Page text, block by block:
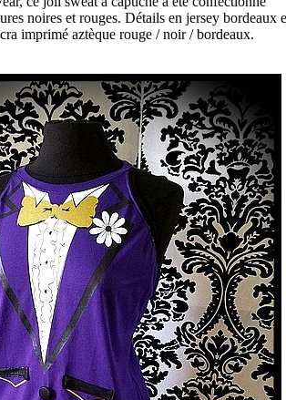
noires et rouges. Détails en jersey bordeaux
imprimé aztèque rouge / noir / bordeaux.